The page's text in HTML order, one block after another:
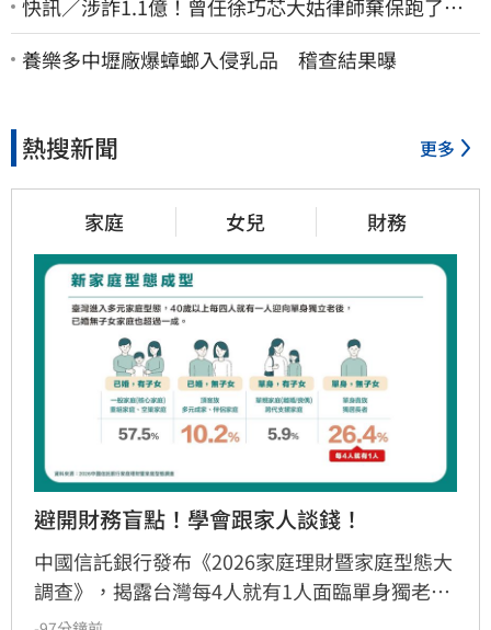
快訊／涉詐1.1億！曾任徐巧芯大姑律師棄保跑了…
媽也離境 桃檢發通緝
養樂多中壢廠爆蟑螂入侵乳品 稽查結果曝
熱搜新聞 更多
家庭 女兒 財務
避開財務盲點！學會跟家人談錢！
中國信託銀行發布《2026家庭理財暨家庭型態大
調查》，揭露台灣每4人就有1人面臨單身獨老。
儘管逾七成國人準備退休金，卻因缺乏長照規劃